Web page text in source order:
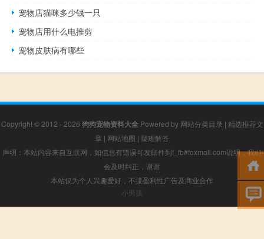
宠物店猫咪多少钱一只
宠物店用什么电推剪
宠物皮肤病有哪些
Copyright © 2012 - 2026 狗狗宠物资料大全Powered by 网站分类目录 | 精选推荐文
章 | 网站地图 | 疑难解答
声明：本站内容来自互联网，如信息有错误可发邮件到f_fb#foxmail.com说明，我们
会及时纠正，谢谢
本站仅为个人兴趣爱好，不接盈利性广告及商业合作
小男孩